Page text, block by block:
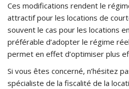
Ces modifications rendent le
attractif pour les locations de
souvent le cas pour les locations
préférable d’adopter le régime
permet en effet d’optimiser plus
Si vous êtes concerné, n’hésitez
spécialiste de la fiscalité de la